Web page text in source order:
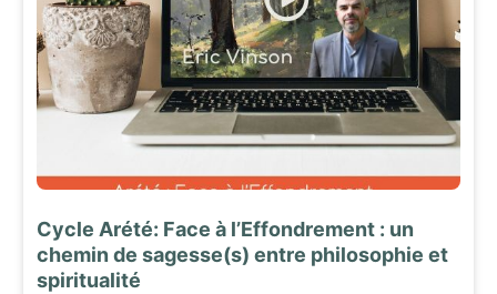
Cycle Arété: Face à l’Effondrement : un
chemin de sagesse(s) entre philosophie et
spiritualité